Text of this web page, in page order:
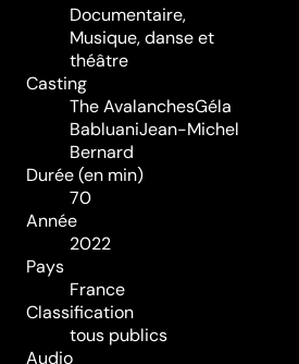
Documentaire,
Musique, danse et
théâtre
Casting
The AvalanchesGéla
BabluaniJean-Michel
Bernard
Durée (en min)
70
Année
2022
Pays
France
Classification
tous publics
Audio